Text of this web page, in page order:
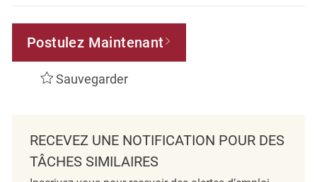
Postulez Maintenant
Sauvegarder
RECEVEZ UNE NOTIFICATION POUR DES
TÂCHES SIMILAIRES